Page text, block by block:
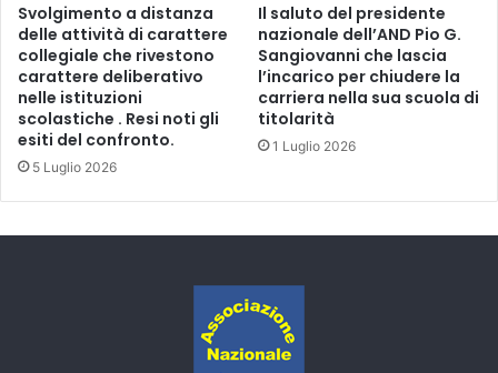
Svolgimento a distanza
delle attività di carattere
collegiale che rivestono
carattere deliberativo
nelle istituzioni
scolastiche . Resi noti gli
esiti del confronto.
5 Luglio 2026
Il saluto del presidente
nazionale dell’AND Pio G.
Sangiovanni che lascia
l’incarico per chiudere la
carriera nella sua scuola di
titolarità
1 Luglio 2026